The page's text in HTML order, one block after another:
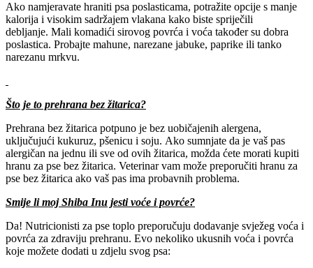
Ako namjeravate hraniti psa poslasticama, potražite opcije s manje
kalorija i visokim sadržajem vlakana kako biste spriječili
debljanje. Mali komadići sirovog povrća i voća također su dobra
poslastica. Probajte mahune, narezane jabuke, paprike ili tanko
narezanu mrkvu.
Što je to prehrana bez žitarica?
Prehrana bez žitarica potpuno je bez uobičajenih alergena,
uključujući kukuruz, pšenicu i soju. Ako sumnjate da je vaš pas
alergičan na jednu ili sve od ovih žitarica, možda ćete morati kupiti
hranu za pse bez žitarica. Veterinar vam može preporučiti hranu za
pse bez žitarica ako vaš pas ima probavnih problema.
Smije li moj Shiba Inu jesti voće i povrće?
Da! Nutricionisti za pse toplo preporučuju dodavanje svježeg voća i
povrća za zdraviju prehranu. Evo nekoliko ukusnih voća i povrća
koje možete dodati u zdjelu svog psa: